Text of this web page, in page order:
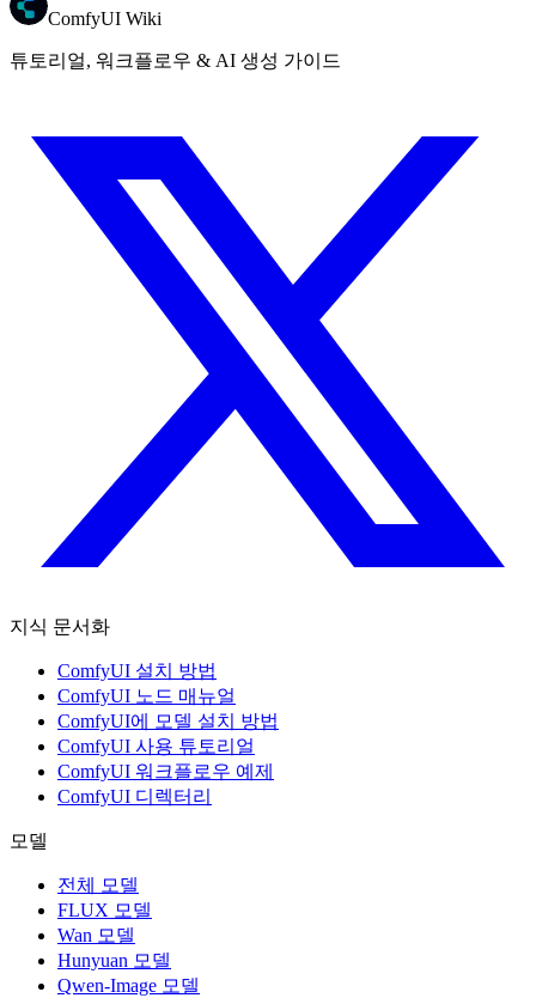
ComfyUI Wiki
튜토리얼, 워크플로우 & AI 생성 가이드
지식 문서화
ComfyUI 설치 방법
ComfyUI 노드 매뉴얼
ComfyUI에 모델 설치 방법
ComfyUI 사용 튜토리얼
ComfyUI 워크플로우 예제
ComfyUI 디렉터리
모델
전체 모델
FLUX 모델
Wan 모델
Hunyuan 모델
Qwen-Image 모델